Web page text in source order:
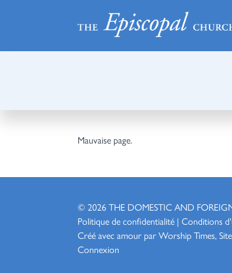
Mauvaise page.
© 2026 THE DOMESTIC AND
Politique de confidentialité | Conditions
Créé avec amour par Worship Times,
Connexion